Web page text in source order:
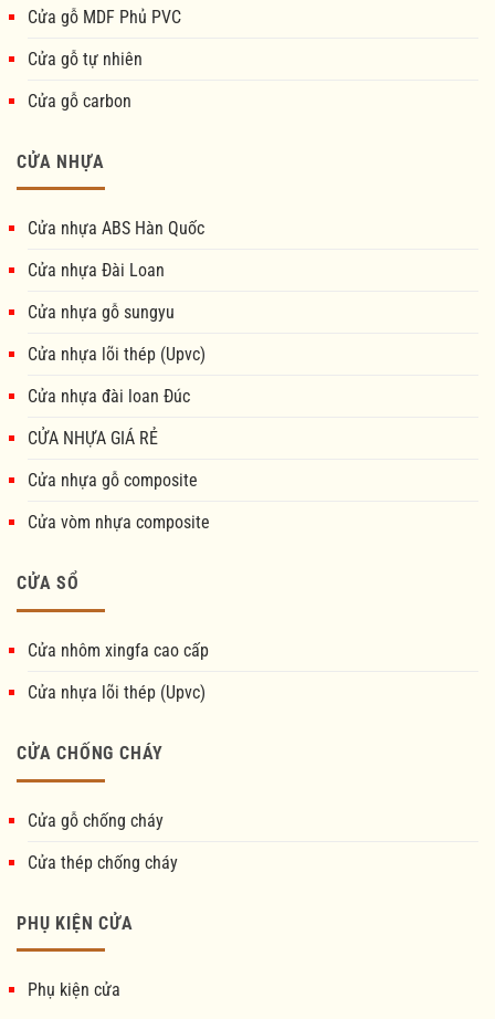
Cửa gỗ MDF Phủ PVC
Cửa gỗ tự nhiên
Cửa gỗ carbon
CỬA NHỰA
Cửa nhựa ABS Hàn Quốc
Cửa nhựa Đài Loan
Cửa nhựa gỗ sungyu
Cửa nhựa lõi thép (Upvc)
Cửa nhựa đài loan Đúc
CỬA NHỰA GIÁ RẺ
Cửa nhựa gỗ composite
Cửa vòm nhựa composite
CỬA SỔ
Cửa nhôm xingfa cao cấp
Cửa nhựa lõi thép (Upvc)
CỬA CHỐNG CHÁY
Cửa gỗ chống cháy
Cửa thép chống cháy
PHỤ KIỆN CỬA
Phụ kiện cửa